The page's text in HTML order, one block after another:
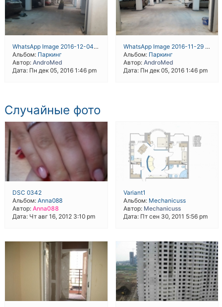
WhatsApp Image 2016-12-04 at 19.43.21
Альбом: Паркинг
Автор: AndroMed
Дата: Пн дек 05, 2016 1:46 pm
WhatsApp Image 2016-11-29 at 18.30.51
Альбом: Паркинг
Автор: AndroMed
Дата: Пн дек 05, 2016 1:46 pm
Случайные фото
DSC 0342
Альбом: Anna088
Автор: Anna088
Дата: Чт авг 16, 2012 3:10 pm
Variant1
Альбом: Mechanicuss
Автор: Mechanicuss
Дата: Пт сен 30, 2011 5:56 pm